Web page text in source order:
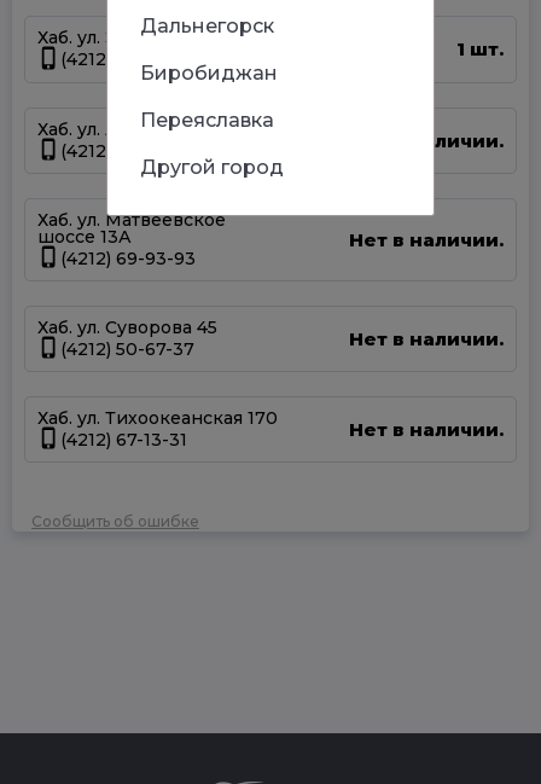
Хаб. ул. Энтузиастов 1
(4212) 67-58-85
1 шт.
Хаб. ул. Артёмовская 55г
(4212) 94-44-12
Нет в наличии.
Хаб. ул. Матвеевское
шоссе 13А
(4212) 69-93-93
Нет в наличии.
Хаб. ул. Суворова 45
(4212) 50-67-37
Нет в наличии.
Хаб. ул. Тихоокеанская 170
(4212) 67-13-31
Нет в наличии.
Сообщить об ошибке
Дальнегорск
Биробиджан
Переяславка
Другой город